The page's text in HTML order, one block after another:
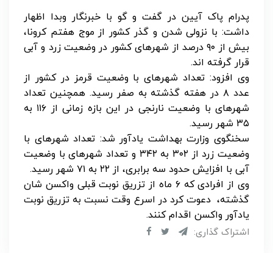
پدرام پاک آیین در گفت و گو با خبرنگار وبدا اظهار
داشت: با نزولی شدن و گذر کشور از موج هفتم کرونا،
بیش از ۹۰ درصد از شهرهای کشور در وضعیت زرد و آبی
قرار گرفته اند.
وی افزود: تعداد شهرهای با وضعیت قرمز در کشور از
عدد ۸ در هفته گذشته به صفر رسید. همچنین تعداد
شهرهای با وضعیت نارنجی در این بازه زمانی از ۱۱۶ به
۳۵ شهر رسید.
سخنگوی وزارت بهداشت یادآور شد: تعداد شهرهای با
وضعیت زرد از ۳۰۲ به ۳۴۲ و تعداد شهرهای با وضعیت
آبی با افزایش حدود سه برابری، از ۲۲ به ۷۱ شهر رسید.
وی از افرادی که ۶ ماه از تزریق نوبت قبلی واکسن شان
گذشته، دعوت کرد در اسرع وقت نسبت به تزریق نوبت
یادآور واکسن اقدام کنند.
اشتراک گذاری: